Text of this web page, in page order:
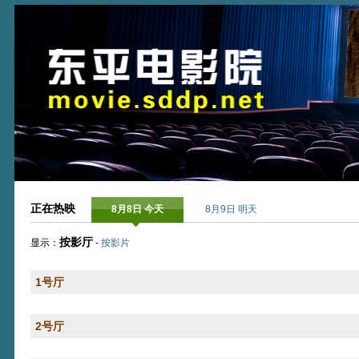
正在热映 8月8日 今天 8月9日 明天
显示： 按影厅- 按影片
1号厅
2号厅